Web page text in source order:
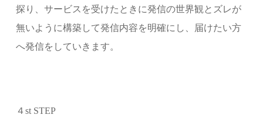
探り、サービスを受けたときに発信の世界観とズレが
無いように構築して発信内容を明確にし、届けたい方
へ発信をしていきます。
４st STEP